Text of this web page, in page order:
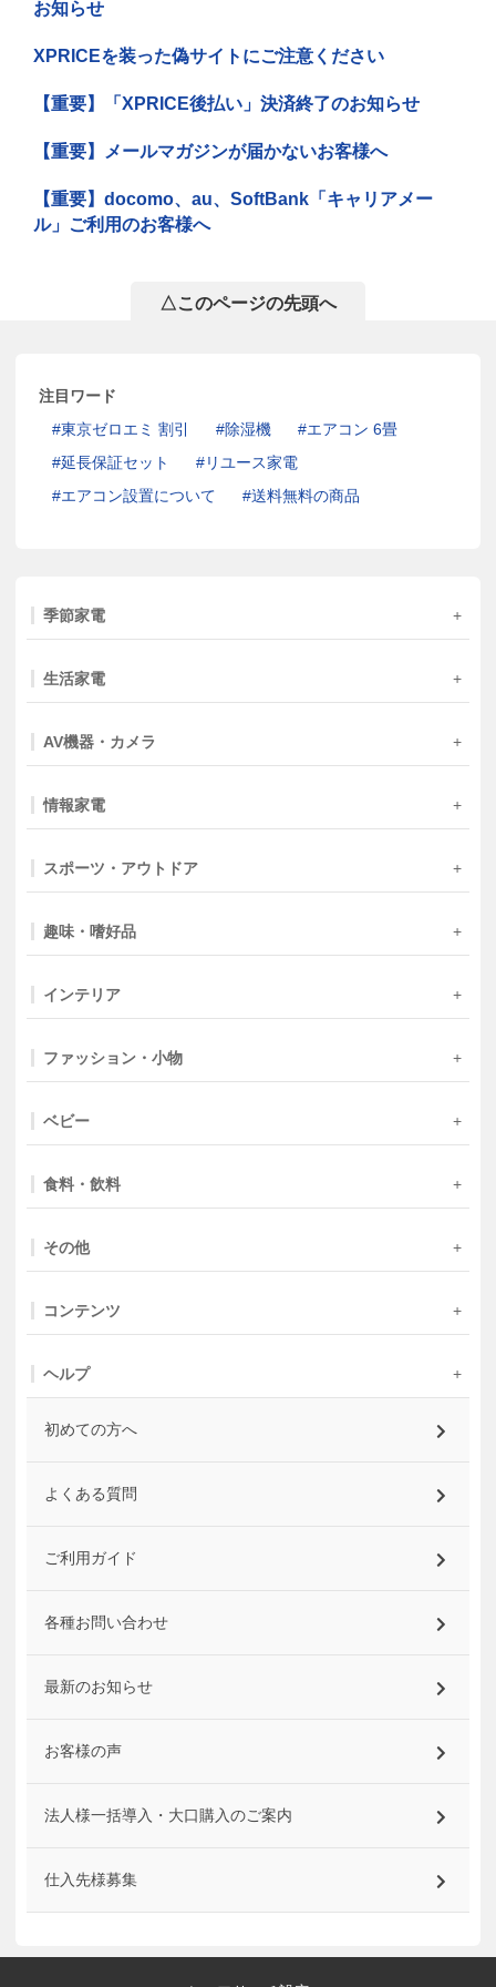
お知らせ
XPRICEを装った偽サイトにご注意ください
【重要】「XPRICE後払い」決済終了のお知らせ
【重要】メールマガジンが届かないお客様へ
【重要】docomo、au、SoftBank「キャリアメー
ル」ご利用のお客様へ
△このページの先頭へ
注目ワード
東京ゼロエミ 割引
除湿機
エアコン 6畳
延長保証セット
リユース家電
エアコン設置について
送料無料の商品
季節家電
生活家電
AV機器・カメラ
情報家電
スポーツ・アウトドア
趣味・嗜好品
インテリア
ファッション・小物
ベビー
食料・飲料
その他
コンテンツ
ヘルプ
初めての方へ
よくある質問
ご利用ガイド
各種お問い合わせ
最新のお知らせ
お客様の声
法人様一括導入・大口購入のご案内
仕入先様募集